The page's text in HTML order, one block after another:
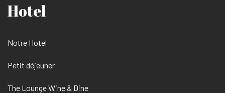
Hotel
Notre Hotel
Petit déjeuner
The Lounge Wine & Dine